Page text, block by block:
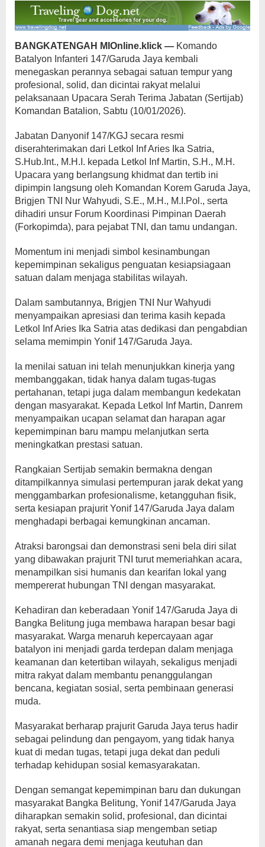
BANGKATENGAH MIOnline.klick — Komando
Batalyon Infanteri 147/Garuda Jaya kembali
menegaskan perannya sebagai satuan tempur yang
profesional, solid, dan dicintai rakyat melalui
pelaksanaan Upacara Serah Terima Jabatan (Sertijab)
Komandan Batalion, Sabtu (10/01/2026).
Jabatan Danyonif 147/KGJ secara resmi
diserahterimakan dari Letkol Inf Aries Ika Satria,
S.Hub.Int., M.H.I. kepada Letkol Inf Martin, S.H., M.H.
Upacara yang berlangsung khidmat dan tertib ini
dipimpin langsung oleh Komandan Korem Garuda Jaya,
Brigjen TNI Nur Wahyudi, S.E., M.H., M.I.Pol., serta
dihadiri unsur Forum Koordinasi Pimpinan Daerah
(Forkopimda), para pejabat TNI, dan tamu undangan.
Momentum ini menjadi simbol kesinambungan
kepemimpinan sekaligus penguatan kesiapsiagaan
satuan dalam menjaga stabilitas wilayah.
Dalam sambutannya, Brigjen TNI Nur Wahyudi
menyampaikan apresiasi dan terima kasih kepada
Letkol Inf Aries Ika Satria atas dedikasi dan pengabdian
selama memimpin Yonif 147/Garuda Jaya.
Ia menilai satuan ini telah menunjukkan kinerja yang
membanggakan, tidak hanya dalam tugas-tugas
pertahanan, tetapi juga dalam membangun kedekatan
dengan masyarakat. Kepada Letkol Inf Martin, Danrem
menyampaikan ucapan selamat dan harapan agar
kepemimpinan baru mampu melanjutkan serta
meningkatkan prestasi satuan.
Rangkaian Sertijab semakin bermakna dengan
ditampilkannya simulasi pertempuran jarak dekat yang
menggambarkan profesionalisme, ketangguhan fisik,
serta kesiapan prajurit Yonif 147/Garuda Jaya dalam
menghadapi berbagai kemungkinan ancaman.
Atraksi barongsai dan demonstrasi seni bela diri silat
yang dibawakan prajurit TNI turut memeriahkan acara,
menampilkan sisi humanis dan kearifan lokal yang
mempererat hubungan TNI dengan masyarakat.
Kehadiran dan keberadaan Yonif 147/Garuda Jaya di
Bangka Belitung juga membawa harapan besar bagi
masyarakat. Warga menaruh kepercayaan agar
batalyon ini menjadi garda terdepan dalam menjaga
keamanan dan ketertiban wilayah, sekaligus menjadi
mitra rakyat dalam membantu penanggulangan
bencana, kegiatan sosial, serta pembinaan generasi
muda.
Masyarakat berharap prajurit Garuda Jaya terus hadir
sebagai pelindung dan pengayom, yang tidak hanya
kuat di medan tugas, tetapi juga dekat dan peduli
terhadap kehidupan sosial kemasyarakatan.
Dengan semangat kepemimpinan baru dan dukungan
masyarakat Bangka Belitung, Yonif 147/Garuda Jaya
diharapkan semakin solid, profesional, dan dicintai
rakyat, serta senantiasa siap mengemban setiap
amanah negara demi menjaga keutuhan dan